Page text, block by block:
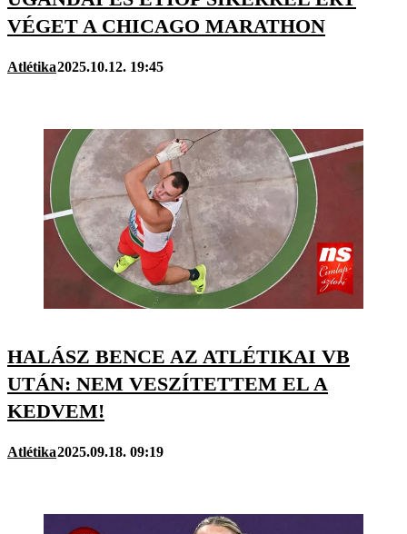
VÉGET A CHICAGO MARATHON
Atlétika2025.10.12. 19:45
HALÁSZ BENCE AZ ATLÉTIKAI VB
UTÁN: NEM VESZÍTETTEM EL A
KEDVEM!
Atlétika2025.09.18. 09:19